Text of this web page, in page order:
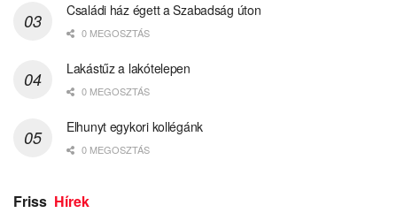
Családi ház égett a Szabadság úton
0 MEGOSZTÁS
Lakástűz a lakótelepen
0 MEGOSZTÁS
Elhunyt egykori kollégánk
0 MEGOSZTÁS
Friss Hírek